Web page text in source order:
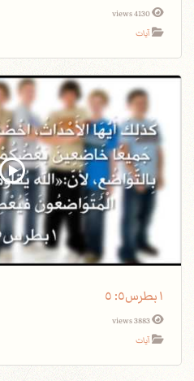
4130 views
آيات
١بطرس٥: ٥
3883 views
آيات